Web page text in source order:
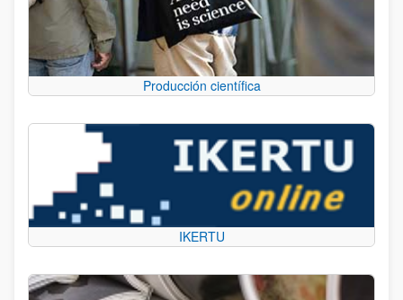
Producción científica
IKERTU